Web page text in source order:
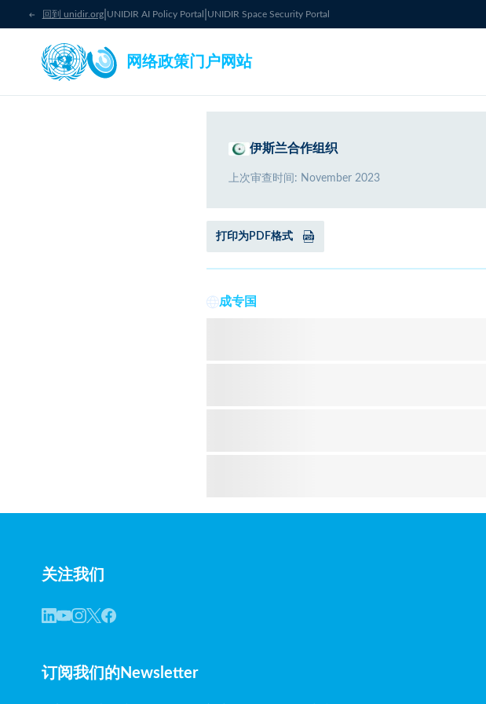
回到 unidir.org| UNIDIR AI Policy Portal UNIDIR Space Security Portal
网络政策门户网站
伊斯兰合作组织
上次审查时间 : November 2023
打印为PDF格式
成专国
关注我们
订阅我们的Newsletter